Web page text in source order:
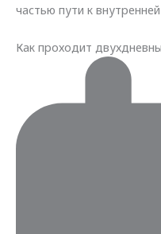
частью пути к
Как проходит